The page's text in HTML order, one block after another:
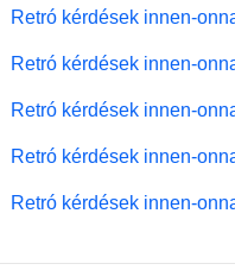
Retró kérdések innen-
Retró kérdések innen-
Retró kérdések innen-
Retró kérdések innen-
Retró kérdések innen-